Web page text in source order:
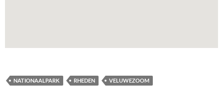
NATIONAALPARK RHEDEN VELUWEZOOM